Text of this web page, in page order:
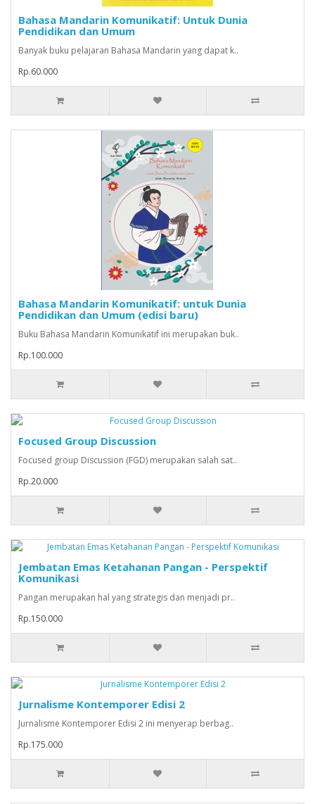
Bahasa Mandarin Komunikatif: Untuk Dunia
Pendidikan dan Umum
Banyak buku pelajaran Bahasa Mandarin yang dapat k..
Rp.60.000
Bahasa Mandarin Komunikatif: untuk Dunia
Pendidikan dan Umum (edisi baru)
Buku Bahasa Mandarin Komunikatif ini merupakan buk..
Rp.100.000
Focused Group Discussion
Focused group Discussion (FGD) merupakan salah sat..
Rp.20.000
Jembatan Emas Ketahanan Pangan - Perspektif
Komunikasi
Pangan merupakan hal yang strategis dan menjadi pr..
Rp.150.000
Jurnalisme Kontemporer Edisi 2
Jurnalisme Kontemporer Edisi 2 ini menyerap berbag..
Rp.175.000